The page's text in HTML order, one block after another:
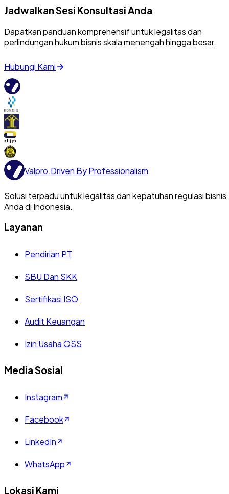
Jadwalkan Sesi Konsultasi Anda
Dapatkan panduan komprehensif untuk legalitas dan
perlindungan hukum bisnis skala menengah hingga besar.
Hubungi Kami
Valpro.Driven By Professionalism
Solusi terpadu untuk legalitas dan kepatuhan regulasi bisnis
Anda di Indonesia.
Layanan
Pendirian PT
SBU Dan SKK
Sertifikasi ISO
Audit Keuangan
Izin Usaha OSS
Media Sosial
Instagram
Facebook
LinkedIn
WhatsApp
Lokasi Kami